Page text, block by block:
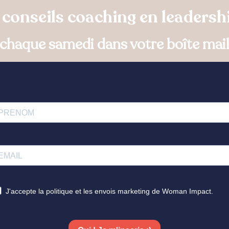
conseils coaching en
chaque samedi dans votre boîte mail